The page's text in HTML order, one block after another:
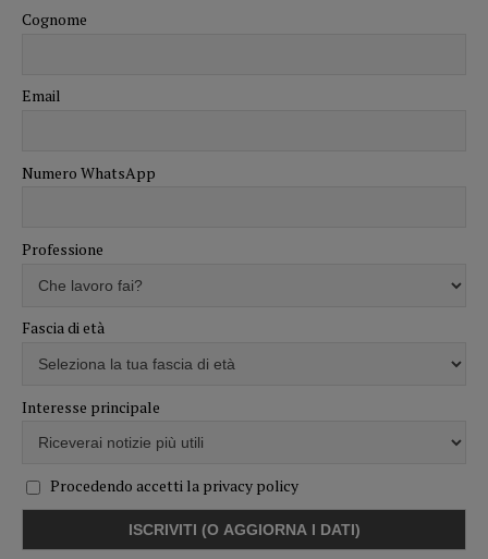
Cognome
Email
Numero WhatsApp
Professione
Fascia di età
Interesse principale
Procedendo accetti la privacy policy